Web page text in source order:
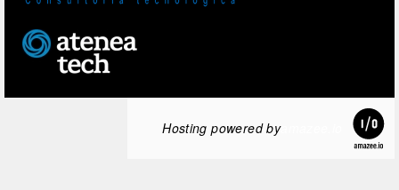
Hosting powered byamazee.io